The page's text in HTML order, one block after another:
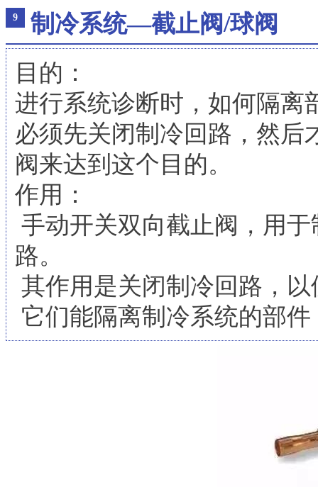
9
制冷系统—截止阀/球阀
目的：
进行系统诊断时，如何隔离
必须先关闭制冷回路，然后
阀来达到这个目的。
作用：
手动开关双向截止阀，用
路。
其作用是关闭制冷回路，
它们能隔离制冷系统的部